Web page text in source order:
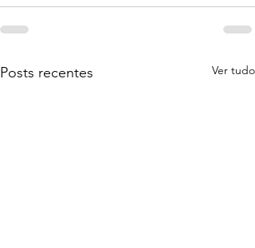
Posts recentes Ver tudo